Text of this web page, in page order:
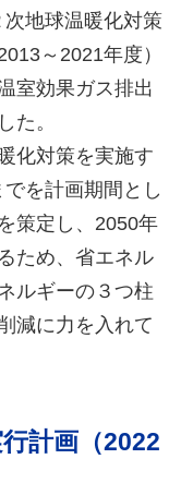
地球温暖化対策
～2021年度）
室効果ガス排出
た。
化対策を実施す
を計画期間とし
策定し、2050年
ため、省エネル
ルギーの３つ柱
減に力を入れて
計画（2022